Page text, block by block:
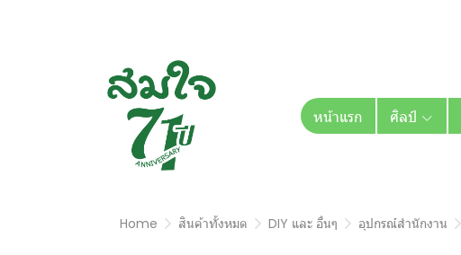
หน้าแรก ศิลป์
Home สินค้าทั้งหมด DIY และ อื่นๆ อุปกรณ์สำนักงาน